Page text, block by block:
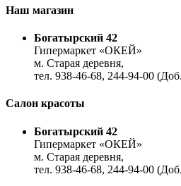
Наш магазин
Богатырский 42
Гипермаркет «ОКЕЙ»
м. Старая деревня,
тел. 938-46-68, 244-94-00
Салон красоты
Богатырский 42
Гипермаркет «ОКЕЙ»
м. Старая деревня,
тел. 938-46-68, 244-94-00